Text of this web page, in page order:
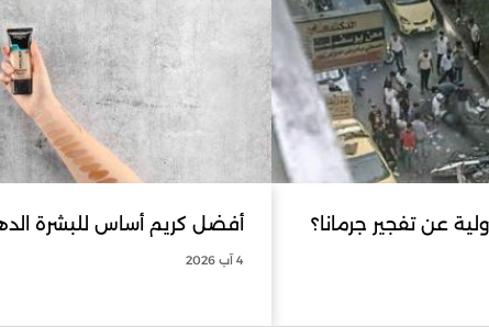
عن تفجير جرمانا؟ أفضل كريم أساس للبشرة
4 آب 2026